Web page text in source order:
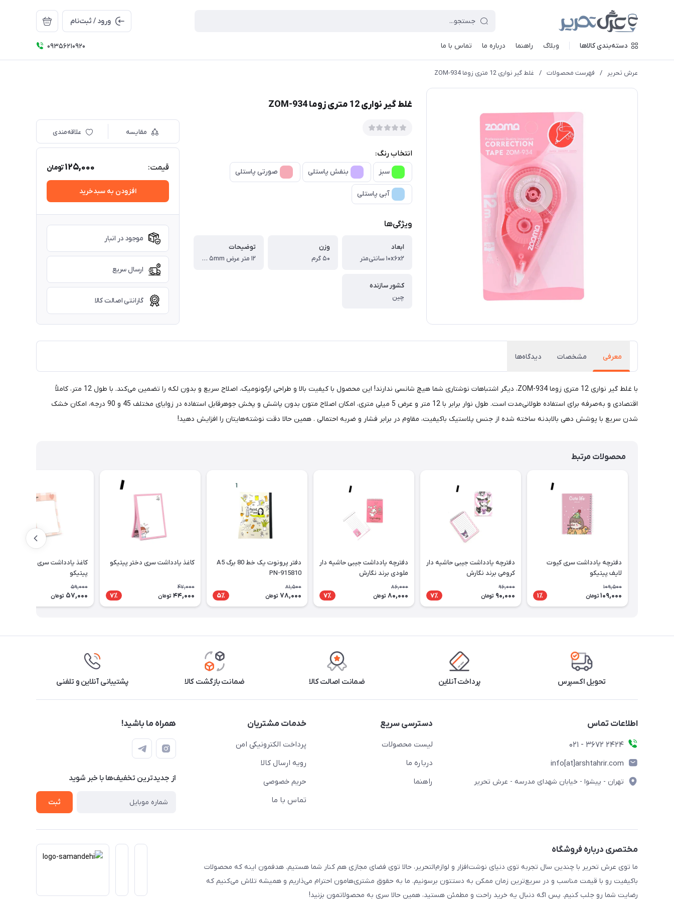
ورود / ثبت‌نام
دسته‌بندی کالاها وبلاگ راهنما درباره ما تماس با ما 09356210920
عرش تحریر / فهرست محصولات / غلط گیر نواری 12 متری زوما ZOM-934
غلط گیر نواری 12 متری زوما ZOM-934
انتخاب رنگ:
سبز بنفش پاستلی صورتی پاستلی
آبی پاستلی
ویژگی‌ها
ابعاد
۱۰x۶x۲ سانتی‌متر
وزن
۵۰ گرم
توضیحات
۱۲ متر عرض ۵mm نوارِ غلط گیر ، منظور از رنگ، رنگ‌های بدنه‌ی غلط گیر است و رنگ نوار همه آنها سفید میباشد .
کشور سازنده
چین
مقایسه علاقه‌مندی
قیمت: 125,000تومان
افزودن به سبدخرید
موجود در انبار
ارسال سریع
گارانتی اصالت کالا
معرفی مشخصات دیدگاه‌ها
با غلط گیر نواری 12 متری زوما ZOM-934، دیگر اشتباهات نوشتاری شما هیچ شانسی ندارند! این محصول با کیفیت بالا و طراحی ارگونومیک، اصلاح سریع و بدون لکه را تضمین می‌کند. با طول 12 متر، کاملاً
اقتصادی و به‌صرفه برای استفاده طولانی‌مدت است. طول نوار برابر با 12 متر و عرض 5 میلی متری، امکان اصلاح متون بدون پاشش و پخش جوهرقابل استفاده در زوایای مختلف 45 و 90 درجه، امکان خشک
شدن سریع با پوشش دهی بالابدنه ساخته شده از جنس پلاستیک باکیفیت، مقاوم در برابر فشار و ضربه احتمالی . همین حالا دقت نوشته‌هایتان را افزایش دهید!
محصولات مرتبط
دفترچه یادداشت سری کیوت
لایف پیتیکو
109,500
109,000 تومان 1٪
دفترچه یادداشت جیبی حاشیه دار
کرومی برند نگارش
96,000
90,000 تومان 7٪
دفترچه یادداشت جیبی حاشیه دار
ملودی برند نگارش
86,000
80,000 تومان 7٪
دفتر پرونوت یک خط 80 برگ A5
PN-915810
81,500
78,000 تومان 5٪
کاغذ یادداشت سری دختر پیتیکو
47,000
44,000 تومان 7٪
پیتیکو
59,000
57,000 تومان
تحویل اکسپرس پرداخت آنلاین ضمانت اصالت کالا ضمانت بازگشت کالا پشتیبانی آنلاین و تلفنی
اطلاعات تماس
2424 3672 - 021
info[at]arshtahrir.com
تهران - پیشوا - خیابان شهدای مدرسه - عرش تحریر
دسترسی سریع
لیست محصولات
درباره ما
راهنما
خدمات مشتریان
پرداخت الکترونیکی امن
رویه ارسال کالا
حریم خصوصی
تماس با ما
همراه ما باشید!
از جدید‌ترین تخفیف‌ها با‌ خبر شوید
ثبت
مختصری درباره فروشگاه
ما توی عرش تحریر با چندین سال تجربه توی دنیای نوشت‌افزار و لوازم‌التحریر، حالا توی فضای مجازی هم کنار شما هستیم. هدفمون اینه که محصولات
باکیفیت رو با قیمت مناسب و در سریع‌ترین زمان ممکن به دستتون برسونیم. ما به حقوق مشتری‌هامون احترام می‌ذاریم و همیشه تلاش می‌کنیم که
رضایت شما رو جلب کنیم. پس اگه دنبال یه خرید راحت و مطمئن هستید، همین حالا سری به محصولاتمون بزنید!